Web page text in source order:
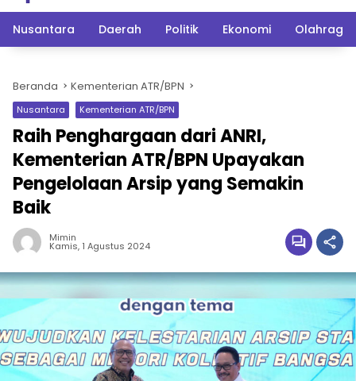
Nusantara Daerah Politik Ekonomi Olahraga
Beranda Kementerian ATR/BPN
Nusantara Kementerian ATR/BPN
Raih Penghargaan dari ANRI,
Kementerian ATR/BPN Upayakan
Pengelolaan Arsip yang Semakin
Baik
Mimin
Kamis, 1 Agustus 2024